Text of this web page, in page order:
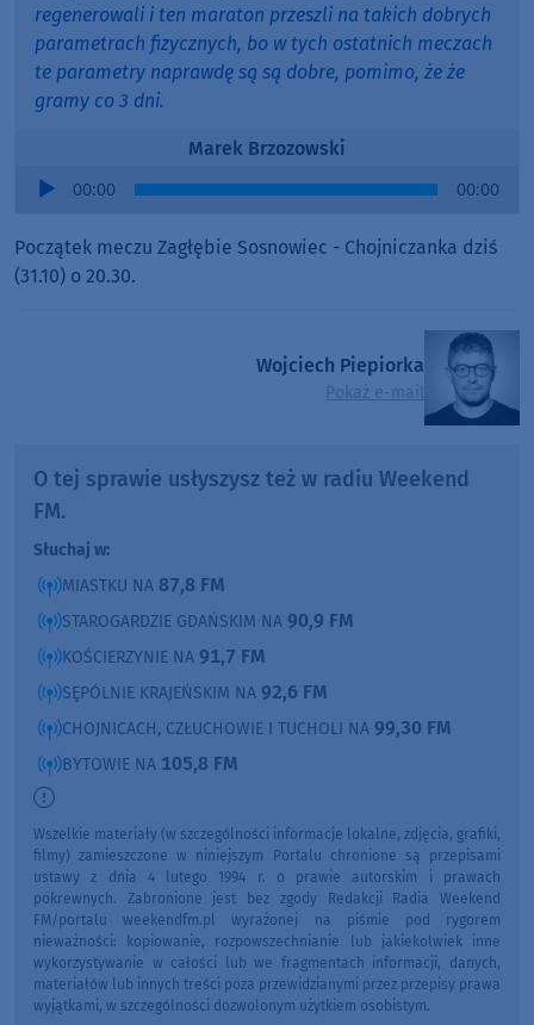
regenerowali i ten maraton przeszli na takich dobrych
parametrach fizycznych, bo w tych ostatnich meczach
te parametry naprawdę są są dobre, pomimo, że że
gramy co 3 dni.
Marek Brzozowski
Audio
00:00 00:00
Początek meczu Zagłębie Sosnowiec - Chojniczanka dziś
(31.10) o 20.30.
Wojciech Piepiorka
Pokaż e-mail
O tej sprawie usłyszysz też w radiu Weekend
FM.
Słuchaj w:
MIASTKU NA 87,8 FM
STAROGARDZIE GDAŃSKIM NA 90,9 FM
KOŚCIERZYNIE NA 91,7 FM
SĘPÓLNIE KRAJEŃSKIM NA 92,6 FM
CHOJNICACH, CZŁUCHOWIE I TUCHOLI NA 99,30 FM
BYTOWIE NA 105,8 FM
Wszelkie materiały (w szczególności informacje lokalne, zdjęcia, grafiki,
filmy) zamieszczone w niniejszym Portalu chronione są przepisami
ustawy z dnia 4 lutego 1994 r. o prawie autorskim i prawach
pokrewnych. Zabronione jest bez zgody Redakcji Radia Weekend
FM/portalu weekendfm.pl wyrażonej na piśmie pod rygorem
nieważności: kopiowanie, rozpowszechnianie lub jakiekolwiek inne
wykorzystywanie w całości lub we fragmentach informacji, danych,
materiałów lub innych treści poza przewidzianymi przez przepisy prawa
wyjątkami, w szczególności dozwolonym użytkiem osobistym.